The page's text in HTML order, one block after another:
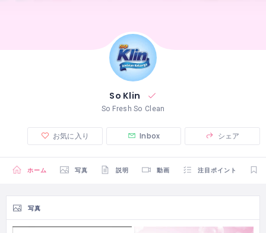
So Klin
So Fresh So Clean
お気に入り Inbox シェア
ホーム 写真 説明 動画 注目ポイント
写真